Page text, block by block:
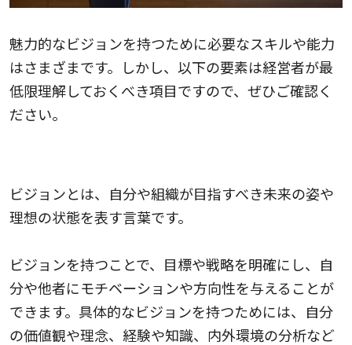
魅力的なビジョンを持つために必要なスキルや能力
はさまざまです。しかし、以下の要素は経営者が最
低限理解しておくべき項目ですので、ぜひご確認く
ださい。
ビジョンとは、自分や組織が目指すべき未来の姿や
理想の状態を表す言葉です。
ビジョンを持つことで、目標や戦略を明確にし、自
分や他者にモチベーションや方向性を与えることが
できます。具体的なビジョンを持つためには、自分
の価値観や理念、経験や知識、内外環境の分析など